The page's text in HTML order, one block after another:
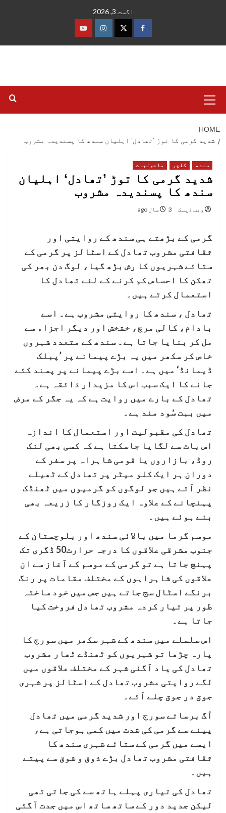
اگست 3, 2026
فیس
ٹوئٹرانسٹاگرام
یوٹیوب
Menu
HOME
شدید گرمی کا توڑ ’تھادل‘ اہلیان سندھ کا پسندیدہ مشروب
سندھ کلچر ماحولیات
شدید گرمی کا توڑ ’تھادل‘ اہلیان
سندھ کا پسندیدہ مشروب
ویب ڈیسک 3 سال ago
گرمی کے بڑھتے ہی سندھ کے روایتی اور
ثقافتی مشروب تھادل کے اسٹالز پر گرمی کے
ستائے شہریوں کا رش بڑھ گیا، لوگ دن بھر کی
تھکن کا احساس کم کرنے کے لئے تھادل کا
استعمال کرتے ہیں۔
تھادل ، سندھ کا روایتی مشروب ہے۔ اسے
بادام، کالی مرچ، خشخش اور دیگر اجزاء سے
مل کر بنایا جاتا ہے۔ سندھ کے متعدد شہروں
خاص کر سکھر میں یہ بڑے پیمانے پر ’پبلک
ڈیمانڈ‘ میں ہے۔ اسے بڑے پیمانے پر پسند کئے
جانے کا ایک سبب اس کا مزیدار ذائقہ ہے۔
تھادل کے بارے میں روایت ہے کہ یہ جگر کے مرض
میں بہت سُود مند ہے۔
تھادل کی مقبولیت اور استعمال کا اندازہ
اس بات سے لگایا جاسکتا ہے کہ کسی بھی لنک
روڈ، بازاروں یا قومی شاہراہ پر سفر کے
دوران ہر ایک کلو میٹر پر تھادل کے ٹھیلے
نظر آتے ہیں جو لوگوں کو گرمیوں میں ٹھنڈک
پہنچانے کے علاوہ ایک روزگار کا زریعہ بھی
بنے ہوئے ہیں۔
موسم گرما میں بالائی سندھ اور بلوچستان کے
جنوب مشرقی علاقوں کا درجہ حرارت50 ڈگری تک
پہنچ جاتا ہے تو گرمی کے موسم کے آغاز سے ان
علاقوں کی شاہراہوں کے مختلف مقامات پر رنگ
برنگے اسٹال سج جاتے ہیں جس میں خود ساختہ
طور پر تیار کردہ مشروب تھادل فروخت کیا
جاتا ہے۔
اس سلسلے میں سندھ کے شہر سکھر میں سورج کا
پارہ چڑھا تو شہریوں کو ٹھنڈے ٹھار مشروب
تھادل کی یاد آگئی شہر کے مختلف علاقوں میں
لگے روایتی مشروب تھادل کے اسٹالز پر شہری
جوق در جوق چلے آئے۔
آگ برساتے سورج اور شدید گرمی میں تھادل
پینے سے گرمی کی شدت میں کمی ہوجاتی ہے،
ایسے میں گرمی کے ستائے شہری سندھ کا
ثقافتی مشروب تھادل بڑے ذوق و شوق سے پیتے
ہیں۔
تھادل کی تیاری پہلے ہاتھ سے کی جاتی تھی
لیکن جدید دور کے ساتھ ساتھ اس میں جدت آگئی